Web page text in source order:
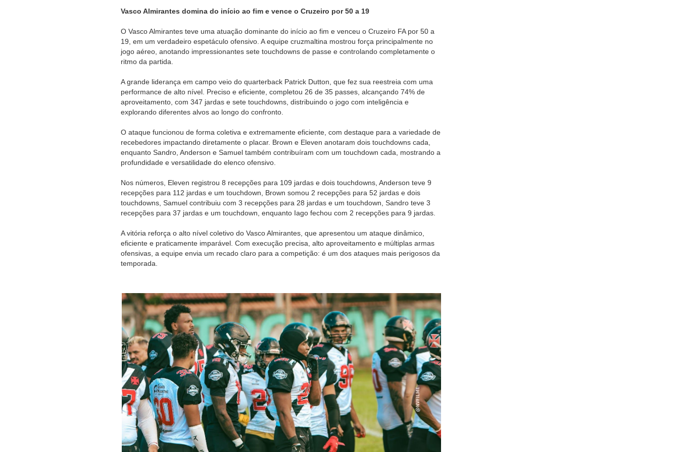
Vasco Almirantes domina do início ao fim e vence o Cruzeiro por 50 a 19
O Vasco Almirantes teve uma atuação dominante do início ao fim e venceu o Cruzeiro FA por 50 a
19, em um verdadeiro espetáculo ofensivo. A equipe cruzmaltina mostrou força principalmente no
jogo aéreo, anotando impressionantes sete touchdowns de passe e controlando completamente o
ritmo da partida.
A grande liderança em campo veio do quarterback Patrick Dutton, que fez sua reestreia com uma
performance de alto nível. Preciso e eficiente, completou 26 de 35 passes, alcançando 74% de
aproveitamento, com 347 jardas e sete touchdowns, distribuindo o jogo com inteligência e
explorando diferentes alvos ao longo do confronto.
O ataque funcionou de forma coletiva e extremamente eficiente, com destaque para a variedade de
recebedores impactando diretamente o placar. Brown e Eleven anotaram dois touchdowns cada,
enquanto Sandro, Anderson e Samuel também contribuíram com um touchdown cada, mostrando a
profundidade e versatilidade do elenco ofensivo.
Nos números, Eleven registrou 8 recepções para 109 jardas e dois touchdowns, Anderson teve 9
recepções para 112 jardas e um touchdown, Brown somou 2 recepções para 52 jardas e dois
touchdowns, Samuel contribuiu com 3 recepções para 28 jardas e um touchdown, Sandro teve 3
recepções para 37 jardas e um touchdown, enquanto Iago fechou com 2 recepções para 9 jardas.
A vitória reforça o alto nível coletivo do Vasco Almirantes, que apresentou um ataque dinâmico,
eficiente e praticamente imparável. Com execução precisa, alto aproveitamento e múltiplas armas
ofensivas, a equipe envia um recado claro para a competição: é um dos ataques mais perigosos da
temporada.